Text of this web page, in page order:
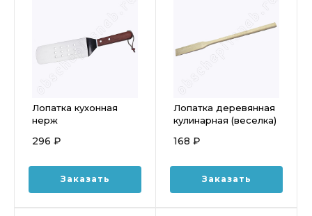
Лопатка кухонная
нерж
деревянной ручкой
296 ₽
Заказать
Лопатка деревянная
кулинарная (веселка)
168 ₽
Заказать